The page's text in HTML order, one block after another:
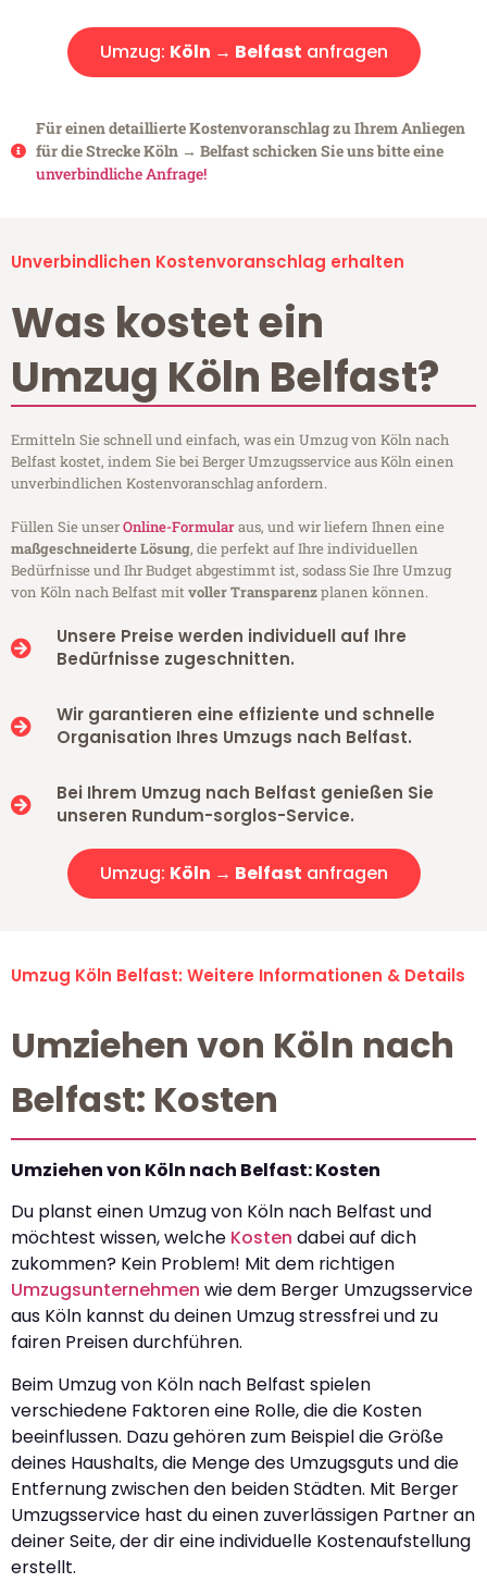
Umzug: Köln → Belfast anfragen
Für einen detaillierte Kostenvoranschlag zu Ihrem Anliegen
für die Strecke Köln → Belfast schicken Sie uns bitte eine
unverbindliche Anfrage!
Unverbindlichen Kostenvoranschlag erhalten
Was kostet ein
Umzug Köln Belfast?
Ermitteln Sie schnell und einfach, was ein Umzug von Köln nach
Belfast kostet, indem Sie bei Berger Umzugsservice aus Köln einen
unverbindlichen Kostenvoranschlag anfordern.
Füllen Sie unserOnline-Formularaus, und wir liefern Ihnen eine
maßgeschneiderte Lösung, die perfekt auf Ihre individuellen
Bedürfnisse und Ihr Budget abgestimmt ist, sodass Sie Ihre Umzug
von Köln nach Belfast mitvoller Transparenzplanen können.
Unsere Preise werden individuell auf Ihre
Bedürfnisse zugeschnitten.
Wir garantieren eine effiziente und schnelle
Organisation Ihres Umzugs nach Belfast.
Bei Ihrem Umzug nach Belfast genießen Sie
unseren Rundum-sorglos-Service.
Umzug: Köln → Belfast anfragen
Umzug Köln Belfast: Weitere Informationen & Details
Umziehen von Köln nach
Belfast: Kosten
Umziehen von Köln nach Belfast: Kosten
Du planst einen Umzug von Köln nach Belfast und
möchtest wissen, welche Kosten dabei auf dich
zukommen? Kein Problem! Mit dem richtigen
Umzugsunternehmen wie dem Berger Umzugsservice
aus Köln kannst du deinen Umzug stressfrei und zu
fairen Preisen durchführen.
Beim Umzug von Köln nach Belfast spielen
verschiedene Faktoren eine Rolle, die die Kosten
beeinflussen. Dazu gehören zum Beispiel die Größe
deines Haushalts, die Menge des Umzugsguts und die
Entfernung zwischen den beiden Städten. Mit Berger
Umzugsservice hast du einen zuverlässigen Partner an
deiner Seite, der dir eine individuelle Kostenaufstellung
erstellt.